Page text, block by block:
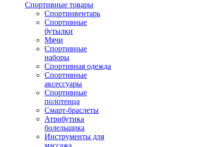
Спортивные товары
Спортинвентарь
Спортивные
бутылки
Мячи
Спортивные
наборы
Спортивная одежда
Спортивные
аксессуары
Спортивные
полотенца
Смарт-браслеты
Атрибутика
болельщика
Инструменты для
массажа